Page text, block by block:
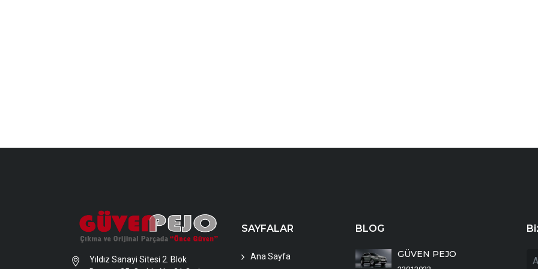
Yıldız Sanayi Sitesi 2. Blok
SAYFALAR
Ana Sayfa
BLOG
GÜVEN PEJO